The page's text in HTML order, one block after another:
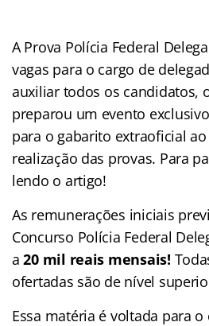
A Prova Polícia Federal
vagas para o cargo de
auxiliar todos os candidatos,
preparou um evento
para o gabarito extraoficial
realização das provas. Para
lendo o artigo!
As remunerações iniciais
Concurso Polícia Federal
a20 mil reais mensais!
ofertadas são de nível
Essa matéria é voltada para